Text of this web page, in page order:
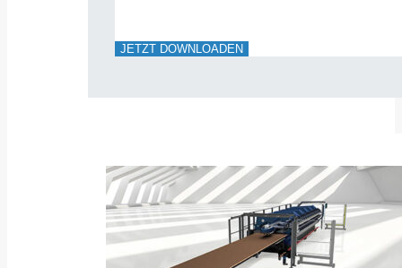
JETZT DOWNLOADEN